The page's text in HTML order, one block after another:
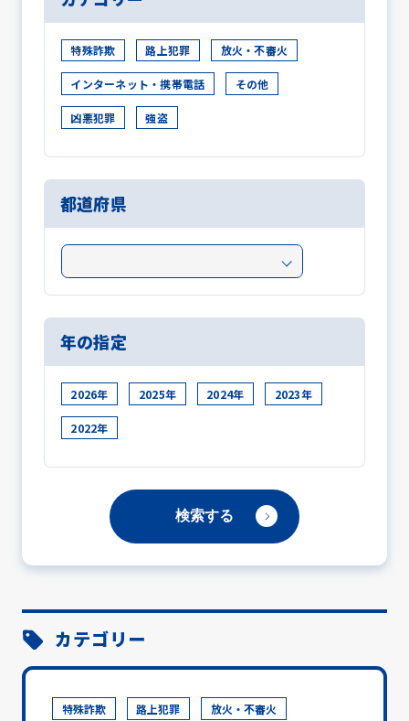
特殊詐欺 路上犯罪 放火・不審火
インターネット・携帯電話 その他
凶悪犯罪 強盗
都道府県
年の指定
2026年 2025年 2024年 2023年
2022年
カテゴリー
特殊詐欺 路上犯罪 放火・不審火